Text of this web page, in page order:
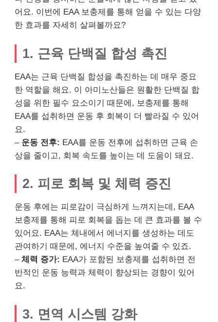
어요. 이번에 EAA 보충제를 통해 얻을 수 있는 다양
한 효과를 자세히 살펴볼까요?
1. 근육 단백질 합성 촉진
EAA는 근육 단백질 합성을 촉진하는 데 매우 중요
한 역할을 해요. 이 아미노산들은 원활한 단백질 합
성을 위한 필수 요소이기 때문에, 보충제를 통해
EAA를 섭취하면 운동 후 회복이 더 빨라질 수 있어
요.
– 운동 전후: EAA를 운동 전후에 섭취하면 근육 손
상을 줄이고, 회복 속도를 높이는 데 도움이 돼요.
2. 피로 회복 및 체력 증진
운동 후에는 피로감이 극심하게 느껴지는데, EAA
보충제를 통해 피로 회복을 돕는 데 큰 효과를 볼 수
있어요. EAA는 체내에서 에너지를 생성하는 데도
관여하기 때문에, 에너지 수준을 높여줄 수 있죠.
– 체력 증가: EAA가 포함된 보충제를 섭취하면 전
반적인 운동 능력과 체력이 향상되는 경향이 있어
요.
3. 면역 시스템 강화